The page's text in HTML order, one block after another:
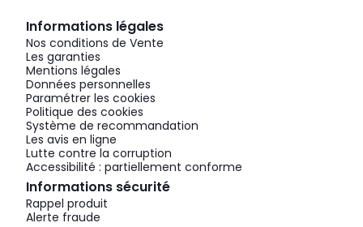
Informations légales
Nos conditions de Vente
Les garanties
Mentions légales
Données personnelles
Paramétrer les cookies
Politique des cookies
Système de recommandation
Les avis en ligne
Lutte contre la corruption
Accessibilité : partiellement conforme
Informations sécurité
Rappel produit
Alerte fraude